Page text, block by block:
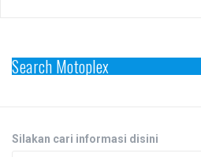
Search Motoplex
Silakan cari informasi disini